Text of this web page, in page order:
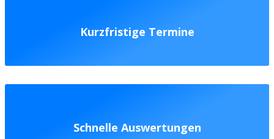
Kurzfristige Termine
Schnelle Auswertungen